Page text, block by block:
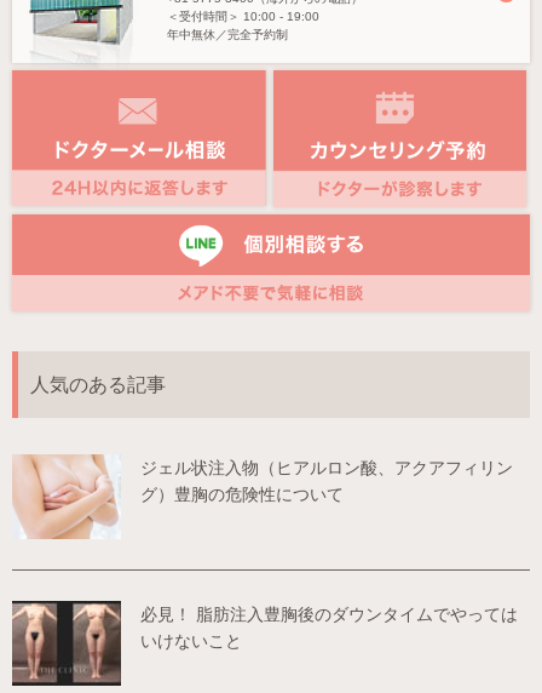
＜受付時間＞ 10:00 - 19:00
年中無休／完全予約制
人気のある記事
ジェル状注入物（ヒアルロン酸、アクアフィリン
グ）豊胸の危険性について
必見！ 脂肪注入豊胸後のダウンタイムでやっては
いけないこと